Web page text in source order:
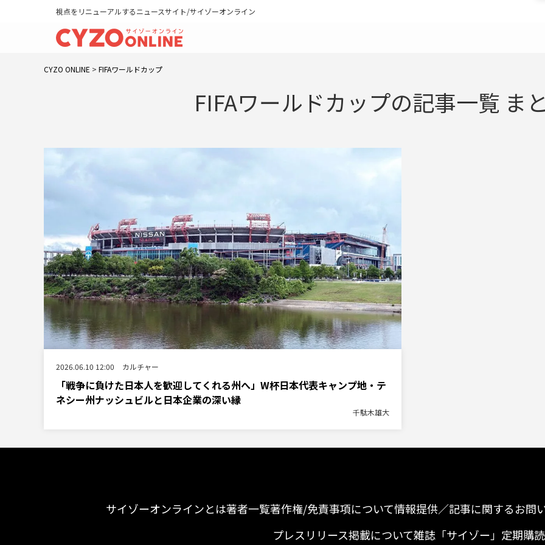
視点をリニューアルするニュースサイト/サイゾーオンライン
CYZO ONLINE > FIFAワールドカップ
FIFAワールドカップの記事一覧 ま
2026.06.10 12:00 カルチャー
「戦争に負けた日本人を歓迎してくれる州へ」W杯日本代表キャンプ地・テ
ネシー州ナッシュビルと日本企業の深い縁
千駄木雄大
サイゾーオンラインとは著者一覧著作権/免責事項について情報提供／記事に関するお問
プレスリリース掲載について雑誌「サイゾー」定期購読